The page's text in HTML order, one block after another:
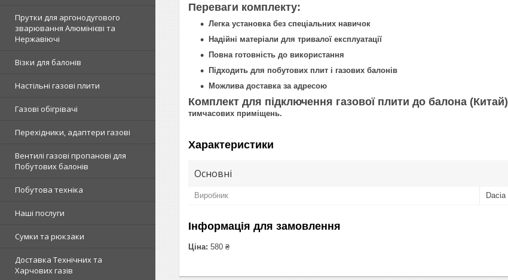
Прутки для аргонодугового
зварювання Алюмінієві та
Нержавіючі
Візки для балонів
Настільні газові плити
Газові обігрівачі
Перехідники, адаптери газові
Вентилі газові пропанові для
Побутових балонів
Побутова техніка
Наші послуги
Сумки та рюкзаки
Доставка Технічних та
Харчових газів
Переваги комплекту:
Легка установка без спеціальних навичок
Надійні матеріали для тривалої експлуатації
Повна готовність до використання
Підходить для побутових плит і газових балонів
Можлива доставка за адресою
Комплект для підключення газової плити до балона (Китай)
тимчасових приміщень.
Характеристики
Основні
Виробник Dacia
Інформація для замовлення
Ціна: 580 ₴